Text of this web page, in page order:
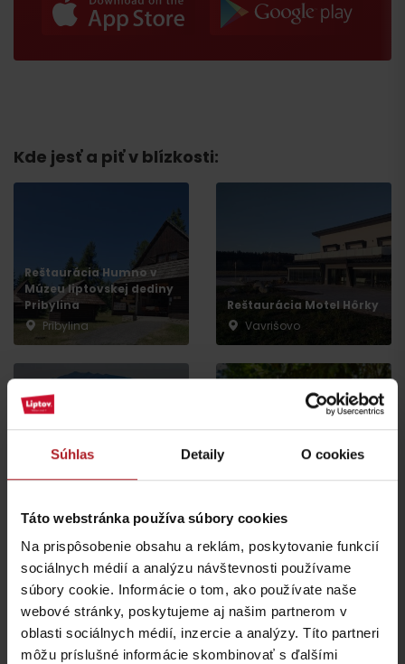
Súhlas Detaily O cookies
Táto webstránka používa súbory cookies
Na prispôsobenie obsahu a reklám, poskytovanie funkcií
sociálnych médií a analýzu návštevnosti používame
súbory cookie. Informácie o tom, ako používate naše
webové stránky, poskytujeme aj našim partnerom v
oblasti sociálnych médií, inzercie a analýzy. Títo partneri
môžu príslušné informácie skombinovať s ďalšími
Kde jesť a piť v blízkosti:
Reštaurácia Humno v
Múzeu liptovskej dediny
Pribylina
Pribylina
Reštaurácia Motel Hôrky
Vavrišovo
Larion
Zai
Reštaurácia Rezort pri